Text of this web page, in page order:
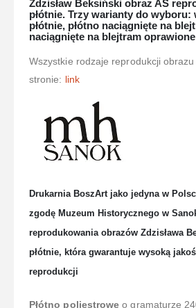
Zdzisław Beksiński obraz AŚ
płótnie. Trzy warianty do wyboru:
płótnie, płótno naciągnięte na
naciągnięte na blejtram
Wszystkie rodzaje reprodukcji
stronie: link
Drukarnia BoszArt jako jedyna w
zgodę Muzeum Historycznego w
reprodukowania obrazów Zdzisława
płótnie, która gwarantuje wysoką
reprodukcji
Płótno poliestroweo gramaturze